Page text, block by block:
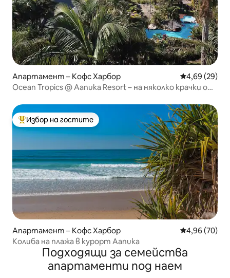
Апартамент – Кофс Харбор Средна
4,69 (29)
Ocean Tropics @ Aanuka Resort – на няколко крачки от
Най-популярен избор на гостите
Избор на гостите
Апартамент – Кофс Харбор Средна
4,96 (70)
Колиба на плажа в курорт Aanuka
Подходящи за семейства
апартаменти под наем